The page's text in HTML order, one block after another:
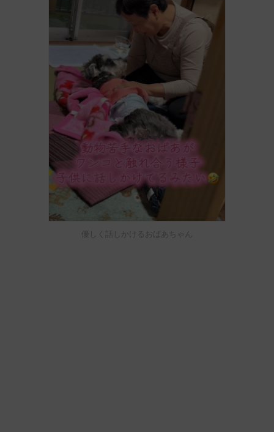
優しく話しかけるおばあちゃん